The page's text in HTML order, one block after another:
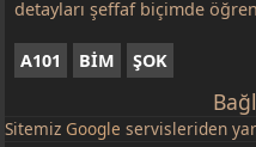
detayları şeffaf biçimde
A101 BİM ŞOK
Sitemiz Google servisleriden